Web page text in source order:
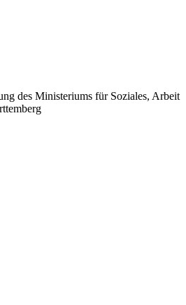
des Ministeriums für Soziales, Arbeit